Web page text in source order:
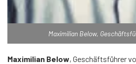
Maximilian Below,
Maximilian Below, Geschäftsführer